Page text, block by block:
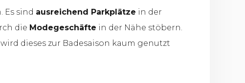
sind ausreichend Parkplätze in der
die Modegeschäfte in der Nähe stöbern.
dieses zur Badesaison kaum genutzt